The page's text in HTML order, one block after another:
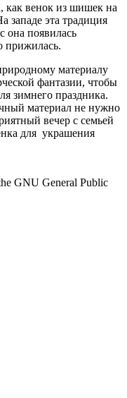
венок из шишек на
западе эта традиция
она появилась
прижилась.
материалу
фантазии, чтобы
зимнего праздника.
материал не нужно
вечер с семьей
для украшения
GNU General Public